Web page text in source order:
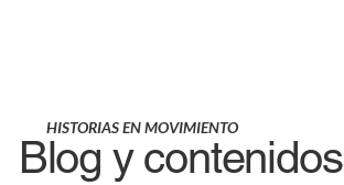
HISTORIAS EN MOVIMIENTO
Blog y contenidos